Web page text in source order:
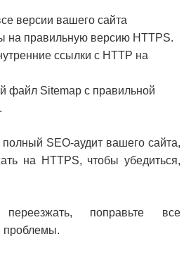
версии вашего сайта
на правильную версию HTTPS.
ссылки с HTTP на
файл Sitemap с правильной
SEO-аудит вашего сайта,
на HTTPS, чтобы убедиться,
поправьте все
проблемы.